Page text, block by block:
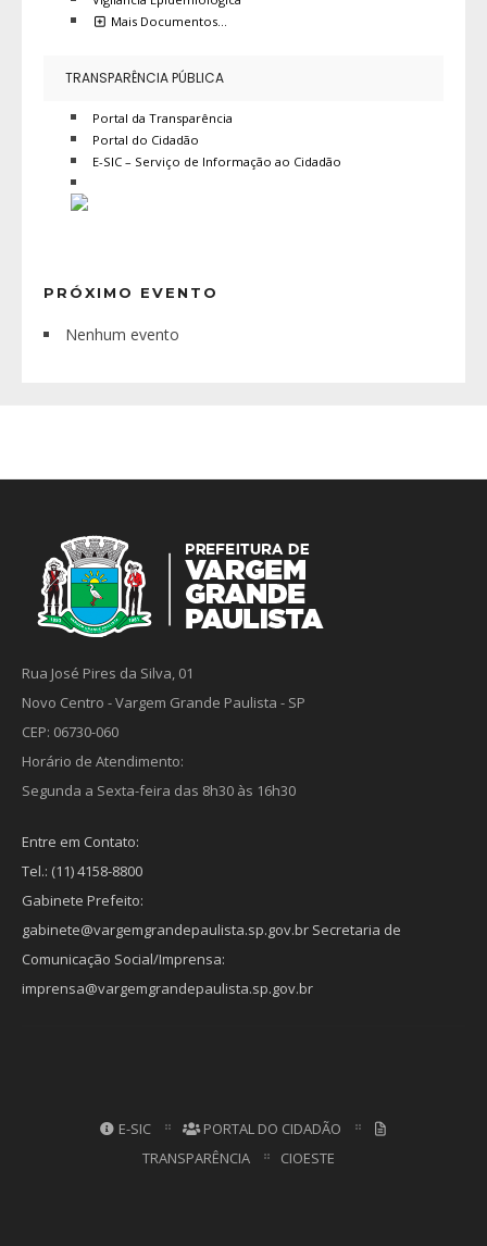
Mais Documentos…
TRANSPARÊNCIA PÚBLICA
Portal da Transparência
Portal do Cidadão
E-SIC – Serviço de Informação ao Cidadão
PRÓXIMO EVENTO
Nenhum evento
Rua José Pires da Silva, 01
Novo Centro - Vargem Grande Paulista - SP
CEP: 06730-060
Horário de Atendimento:
Segunda a Sexta-feira das 8h30 às 16h30
Entre em Contato:
Tel.: (11) 4158-8800
Gabinete Prefeito:
gabinete@vargemgrandepaulista.sp.gov.br Secretaria de
Comunicação Social/Imprensa:
imprensa@vargemgrandepaulista.sp.gov.br
E-SIC
PORTAL DO CIDADÃO
TRANSPARÊNCIA
CIOESTE